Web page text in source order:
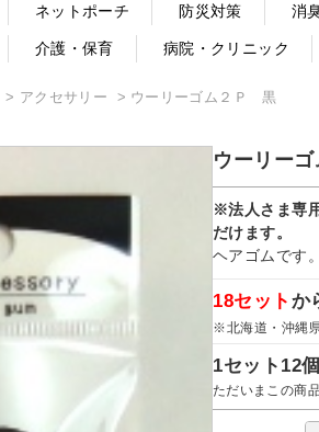
ネットポーチ 防災対策 消
介護・保育 病院・クリニック
アクセサリー ウーリーゴム２Ｐ 黒
ウーリー
※法人さま専
だけます。
ヘアゴムです
18セット か
※北海道・沖縄
1セット12
ただいまこの商